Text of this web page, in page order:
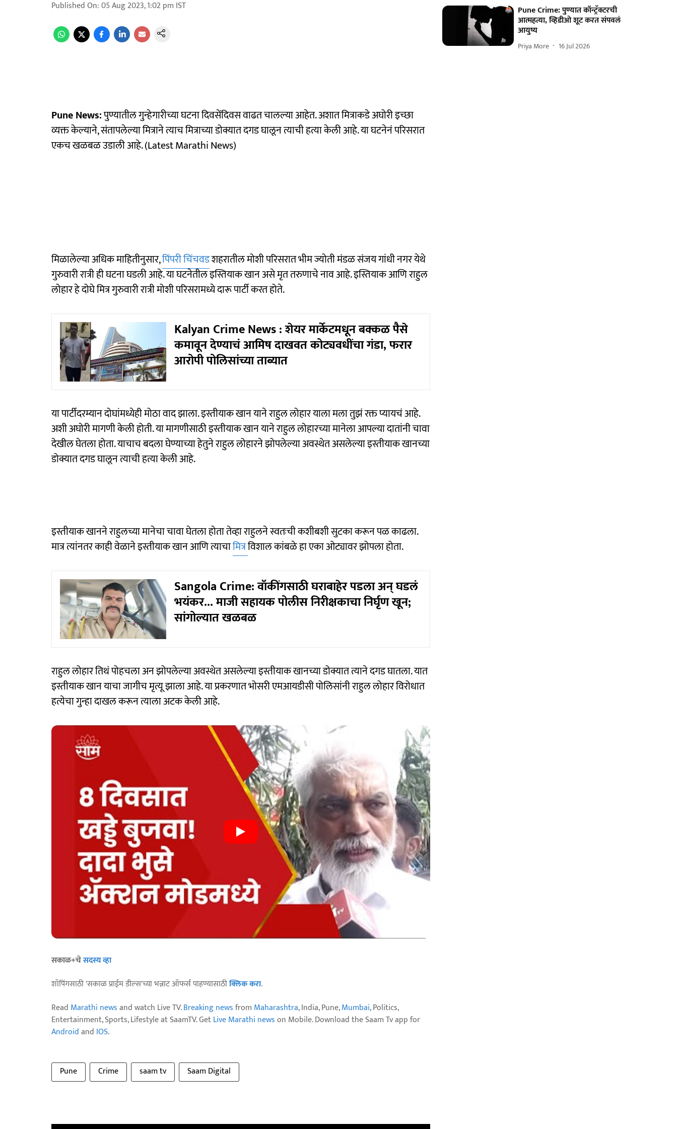
Published On:05 Aug 2023, 1:02 pm IST
Pune News:पुण्यातील गुन्हेगारीच्या घटना दिवसेंदिवस वाढत चालल्या आहेत. अशात मित्राकडे अघोरी इच्छा
व्यक्त केल्याने, संतापलेल्या मित्राने त्याच मित्राच्या डोक्यात दगड घालून त्याची हत्या केली आहे. या घटनेनं परिसरात
एकच खळबळ उडाली आहे. (Latest Marathi News)
मिळालेल्या अधिक माहितीनुसार,पिंपरी चिंचवडशहरातील मोशी परिसरात भीम ज्योती मंडळ संजय गांधी नगर येथे
गुरुवारी रात्री ही घटना घडली आहे. या घटनेतील इस्तियाक खान असे मृत तरुणाचे नाव आहे. इस्तियाक आणि राहुल
लोहार हे दोघे मित्र गुरुवारी रात्री मोशी परिसरामध्ये दारू पार्टी करत होते.
Kalyan Crime News : शेयर मार्केटमधून बक्कळ पैसे
कमावून देण्याचं आमिष दाखवत कोट्यवधींचा गंडा, फरार
आरोपी पोलिसांच्या ताब्यात
या पार्टीदरम्यान दोघांमध्येही मोठा वाद झाला. इस्तीयाक खान याने राहुल लोहार याला मला तुझं रक्त प्यायचं आहे.
अशी अघोरी मागणी केली होती. या मागणीसाठी इस्तीयाक खान याने राहुल लोहारच्या मानेला आपल्या दातांनी चावा
देखील घेतला होता. याचाच बदला घेण्याच्या हेतुने राहुल लोहारने झोपलेल्या अवस्थेत असलेल्या इस्तीयाक खानच्या
डोक्यात दगड घालून त्याची हत्या केली आहे.
इस्तीयाक खानने राहुलच्या मानेचा चावा घेतला होता तेव्हा राहुलने स्वतःची कशीबशी सुटका करून पळ काढला.
मात्र त्यांनतर काही वेळाने इस्तीयाक खान आणि त्याचामित्रविशाल कांबळे हा एका ओट्यावर झोपला होता.
Sangola Crime: वॉकींगसाठी घराबाहेर पडला अन् घडलं
भयंकर... माजी सहायक पोलीस निरीक्षकाचा निर्घृण खून;
सांगोल्यात खळबळ
राहुल लोहार तिथं पोहचला अन झोपलेल्या अवस्थेत असलेल्या इस्तीयाक खानच्या डोक्यात त्याने दगड घातला. यात
इस्तीयाक खान याचा जागीच मृत्यू झाला आहे. या प्रकरणात भोसरी एमआयडीसी पोलिसांनी राहुल लोहार विरोधात
हत्येचा गुन्हा दाखल करून त्याला अटक केली आहे.
सकाळ+चेसदस्य व्हा
शॉपिंगसाठी 'सकाळ प्राईम डील्स'च्या भन्नाट ऑफर्स पाहण्यासाठीक्लिक करा.
Read Marathi newsand watch Live TV.Breaking newsfrom Maharashtra, India, Pune,Mumbai, Politics,
Entertainment, Sports, Lifestyle at SaamTV. GetLive Marathi newson Mobile. Download the Saam Tv app for
Androidand IOS.
Pune Crime saam tv Saam Digital
Pune Crime: पुण्यात कॉन्ट्रॅक्टरची
आत्महत्या, व्हिडीओ शूट करत संपवलं
आयुष्य
Priya More 16 Jul 2026